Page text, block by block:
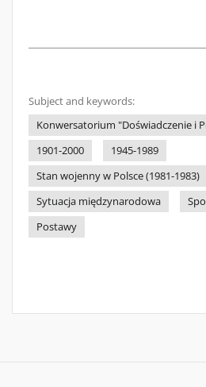
Subject and keywords:
Konwersatorium "Doświadczenie i
1901-2000
1945-1989
Stan wojenny w Polsce (1981-1983)
Sytuacja międzynarodowa
Postawy